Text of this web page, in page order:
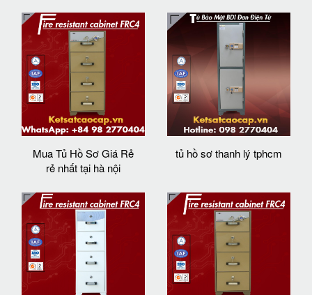
Mua Tủ Hồ Sơ Giá Rẻ
rẻ nhất tại hà nội
tủ hồ sơ thanh lý tphcm